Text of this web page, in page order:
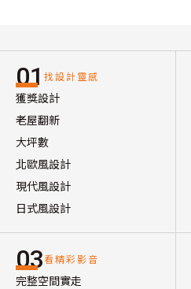
01 找設計靈感
獲獎設計
老屋翻新
大坪數
北歐風設計
現代風設計
日式風設計
03看精彩影音
完整空間實走